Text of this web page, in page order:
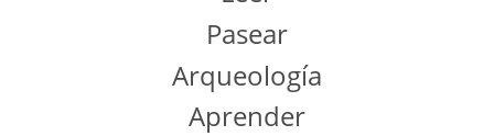
Pasear
Arqueología
Aprender